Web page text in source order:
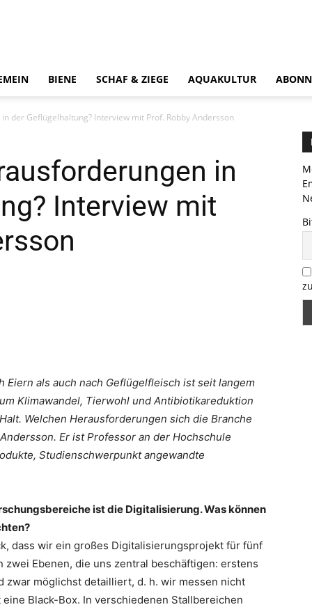
BIENE SCHAF & ZIEGE AQUAKULTUR
der Geflügelhaltung? Interview mit Prof. Robby Andersson
in
Interview mit
Eiern als auch nach Geflügelfleisch ist seit langem
Klimawandel, Tierwohl und Antibiotikareduktion
Welchen Herausforderungen sich die Branche
Er ist Professor an der Hochschule
Studienschwerpunkt angewandte
ist die Digitalisierung. Was können
dass wir ein großes Digitalisierungsprojekt für fünf
Ebenen, die uns zentral beschäftigen: erstens
möglichst detailliert, d. h. wir messen nicht
Black-Box. In verschiedenen Stallbereichen